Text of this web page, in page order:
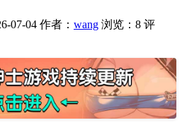
07-04 作者： wang 浏览：8 评